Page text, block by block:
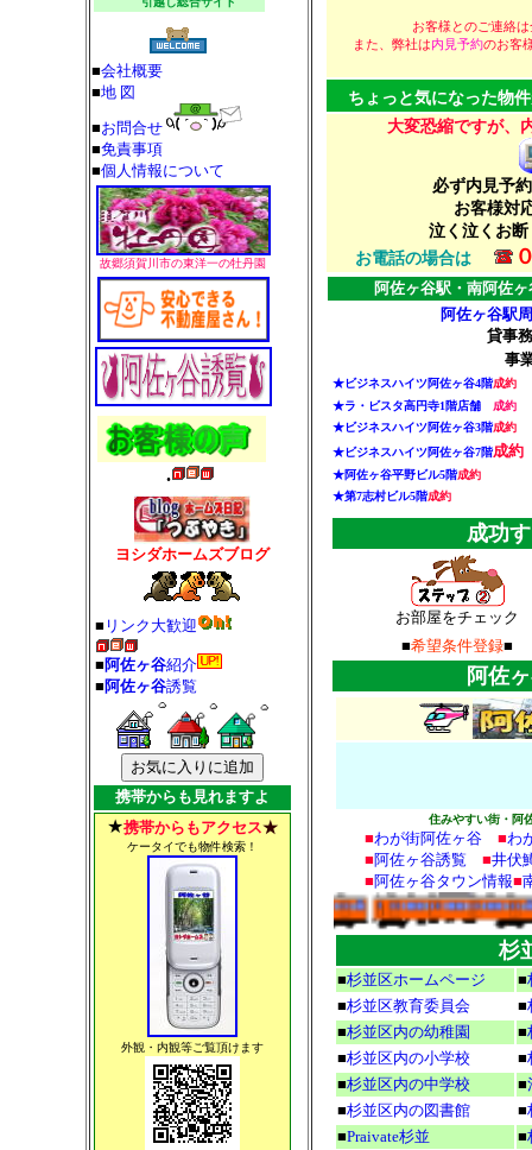
■会社概要
■地 図
■お問合せ
■免責事項
■個人情報について
故郷須賀川市の東洋一の牡丹園
.
ヨシダホームズブログ
■ リンク大歓迎
■ 阿佐ヶ谷紹介
■ 阿佐ヶ谷誘覧
携帯からも見れますよ
★携帯からもアクセス★
ケータイでも物件検索！
外観・内観等ご覧頂けます
お客様とのご連絡
また、弊社は内見予約のお客
ちょっと気になった物
大変恐縮ですが、
必ず内見予
お客様対
泣く泣くお
お電話の場合は
阿佐ヶ谷駅・南阿佐
阿佐ヶ谷駅
貸事
事
★ビジネスハイツ阿佐ヶ谷4階成約
★ラ・ビスタ高円寺1階店舗
成約
★ビジネスハイツ阿佐ヶ谷3階成約
★ビジネスハイツ阿佐ヶ谷7階成約
★阿佐ヶ谷平野ビル5階成約
★第7志村ビル5階成約
成功
お部屋をチェック
■希望条件登録■
阿佐
住みやすい街・阿佐ヶ谷、
■わが街阿佐ヶ谷 ■わ
■阿佐ヶ谷誘覧 ■井伏
■阿佐ヶ谷タウン情報■
杉
■杉並区ホームページ ■
■杉並区教育委員会 ■
■杉並区内の幼稚園 ■
■杉並区内の小学校 ■
■杉並区内の中学校 ■
■杉並区内の図書館 ■
■Praivate杉並 ■